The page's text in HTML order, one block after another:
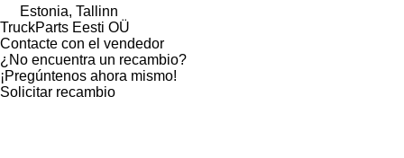
Estonia, Tallinn
TruckParts Eesti OÜ
Contacte con el vendedor
¿No encuentra un recambio?
¡Pregúntenos ahora mismo!
Solicitar recambio